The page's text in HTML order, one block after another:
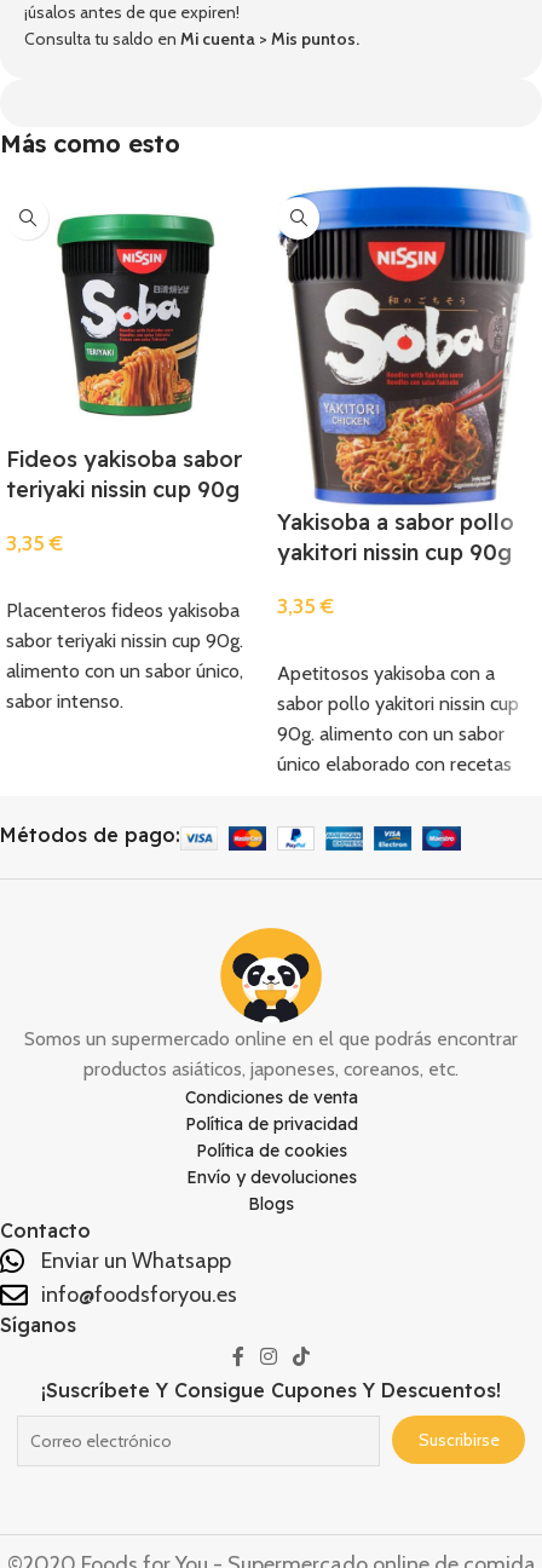
¡úsalos antes de que expiren!
Consulta tu saldo en Mi cuenta > Mis puntos.
Más como esto
Fideos yakisoba sabor
teriyaki nissin cup 90g
3,35€
Placenteros fideos yakisoba
sabor teriyaki nissin cup 90g.
alimento con un sabor único,
sabor intenso.
Yakisoba a sabor pollo
yakitori nissin cup 90g
3,35€
Apetitosos yakisoba con a
sabor pollo yakitori nissin cup
90g. alimento con un sabor
único elaborado con recetas
Métodos de pago:
Somos un supermercado online en el que podrás encontrar
productos asiáticos, japoneses, coreanos, etc.
Condiciones de venta
Política de privacidad
Política de cookies
Envío y devoluciones
Blogs
Contacto
Enviar un Whatsapp
info@foodsforyou.es
Síganos
¡Suscríbete Y Consigue Cupones Y Descuentos!